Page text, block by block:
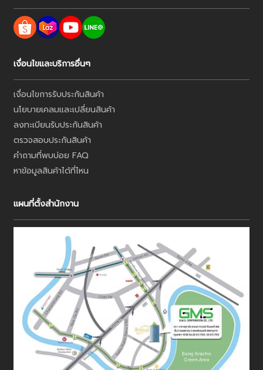
เงื่อนไขและบริการอื่นๆ
เงื่อนไขการรับประกันสินค้า
นโยบายเคลมและเปลี่ยนสินค้า
ลงทะเบียนรับประกันสินค้า
ตรวจสอบประกันสินค้า
คำถามที่พบบ่อย FAQ
หาข้อมูลสินค้าได้ที่ไหน
แผนที่ตั้งสำนักงาน